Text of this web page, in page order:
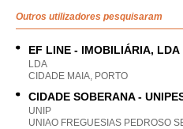
Outros utilizadores pesquisaram
EF LINE - IMOBILIÁRIA, LDA
LDA
CIDADE MAIA, PORTO
CIDADE SOBERANA -
UNIP
UNIAO FREGUESIAS PEDROSO